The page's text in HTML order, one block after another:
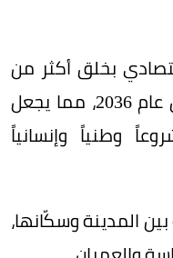
بخلق أكثر من
300 ألف فرصة وظيفية بحلول عام 2036، مما يجعل
وطنياً وإنسانياً
المدينة وسكّانها،